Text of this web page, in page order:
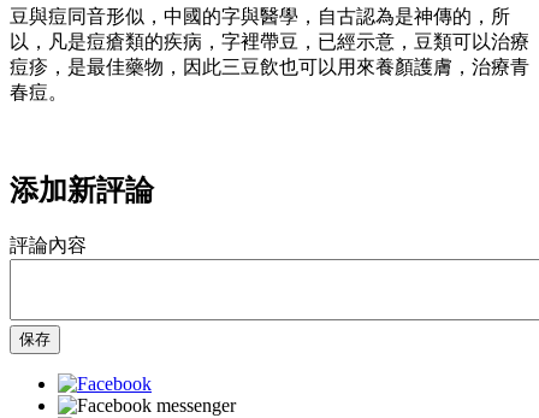
豆與痘同音形似，中國的字與醫學，自古認為是神傳的，所
以，凡是痘瘡類的疾病，字裡帶豆，已經示意，豆類可以治療
痘疹，是最佳藥物，因此三豆飲也可以用來養顏護膚，治療青
春痘。
添加新評論
評論內容
保存